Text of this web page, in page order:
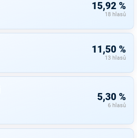
15,92 %
18 hlasů
11,50 %
13 hlasů
5,30 %
6 hlasů